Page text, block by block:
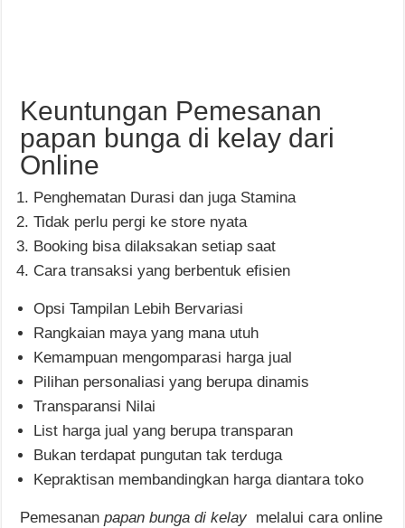
Keuntungan Pemesanan
papan bunga di kelay dari
Online
Penghematan Durasi dan juga Stamina
Tidak perlu pergi ke store nyata
Booking bisa dilaksakan setiap saat
Cara transaksi yang berbentuk efisien
Opsi Tampilan Lebih Bervariasi
Rangkaian maya yang mana utuh
Kemampuan mengomparasi harga jual
Pilihan personaliasi yang berupa dinamis
Transparansi Nilai
List harga jual yang berupa transparan
Bukan terdapat pungutan tak terduga
Kepraktisan membandingkan harga diantara toko
Pemesananpapan bunga di kelay melalui cara online